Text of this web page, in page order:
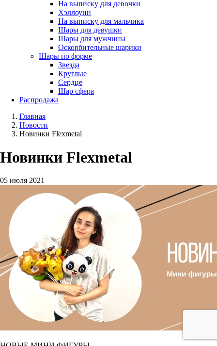
На выписку для девочки
Хэллоуин
На выписку для мальчика
Шары для девушки
Шары для мужчины
Оскорбительные шарики
Шары по форме
Звезда
Круглые
Сердце
Шар сфера
Распродажа
Главная
Новости
Новинки Flexmetal
Новинки Flexmetal
05 июля 2021